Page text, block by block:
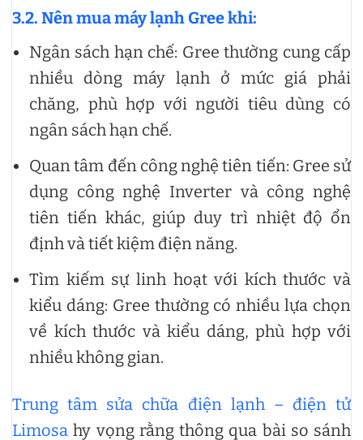
3.2. Nên mua máy lạnh Gree khi:
Ngân sách hạn chế: Gree thường cung cấp
nhiều dòng máy lạnh ở mức giá phải
chăng, phù hợp với người tiêu dùng có
ngân sách hạn chế.
Quan tâm đến công nghệ tiên tiến: Gree sử
dụng công nghệ Inverter và công nghệ
tiên tiến khác, giúp duy trì nhiệt độ ổn
định và tiết kiệm điện năng.
Tìm kiếm sự linh hoạt với kích thước và
kiểu dáng: Gree thường có nhiều lựa chọn
về kích thước và kiểu dáng, phù hợp với
nhiều không gian.
Trung tâm sửa chữa điện lạnh – điện tử
Limosa hy vọng rằng thông qua bài so sánh